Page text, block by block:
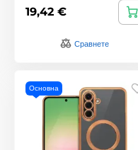
19,42 €
Сравнете
Основна